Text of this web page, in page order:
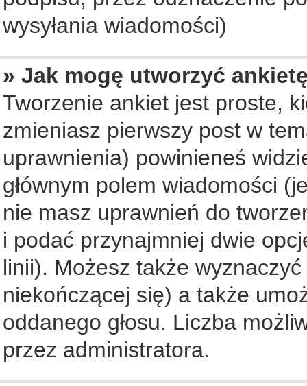
wysyłania wiadomości)
» Jak mogę utworzyć
Tworzenie ankiet jest proste,
zmieniasz pierwszy post w
uprawnienia) powinieneś
głównym polem wiadomości
nie masz uprawnień do
i podać przynajmniej dwie
linii). Możesz także
niekończącej się) a także
oddanego głosu. Liczba
przez administratora.